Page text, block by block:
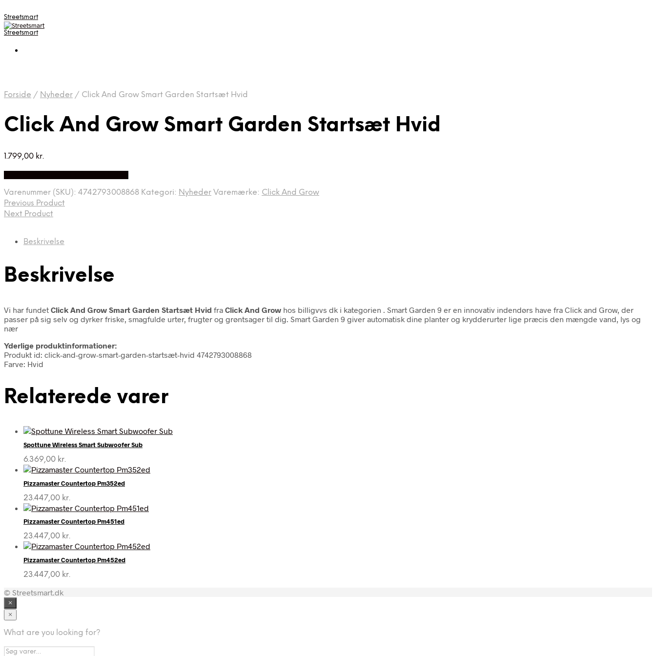
Streetsmart
Streetsmart
Forside / Nyheder / Click And Grow Smart Garden Startsæt Hvid
Click And Grow Smart Garden Startsæt Hvid
1.799,00 kr.
Varenummer (SKU): 4742793008868 Kategori: Nyheder Varemærke: Click And Grow
Previous Product
Next Product
Beskrivelse
Beskrivelse
Vi har fundet Click And Grow Smart Garden Startsæt Hvid fra Click And Grow hos billigvvs dk i kategorien
. Smart Garden 9 er en innovativ indendørs have fra Click and Grow, der
passer på sig selv og dyrker friske, smagfulde urter, frugter og grøntsager til dig. Smart Garden 9 giver automatisk dine planter og krydderurter lige præcis den mængde vand, lys og
nær
Yderlige produktinformationer:
Produkt id: click-and-grow-smart-garden-startsæt-hvid 4742793008868
Farve: Hvid
Relaterede varer
Spottune Wireless Smart Subwoofer Sub
6.369,00 kr.
Pizzamaster Countertop Pm352ed
23.447,00 kr.
Pizzamaster Countertop Pm451ed
23.447,00 kr.
Pizzamaster Countertop Pm452ed
23.447,00 kr.
© Streetsmart.dk
×
×
What are you looking for?